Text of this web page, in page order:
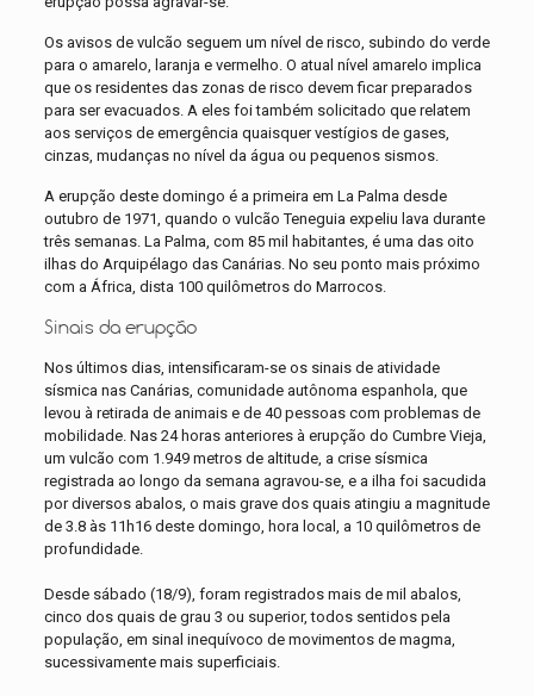
Os avisos de vulcão seguem um nível de risco, subindo do verde
para o amarelo, laranja e vermelho. O atual nível amarelo implica
que os residentes das zonas de risco devem ficar preparados
para ser evacuados. A eles foi também solicitado que relatem
aos serviços de emergência quaisquer vestígios de gases,
cinzas, mudanças no nível da água ou pequenos sismos.
A erupção deste domingo é a primeira em La Palma desde
outubro de 1971, quando o vulcão Teneguia expeliu lava durante
três semanas. La Palma, com 85 mil habitantes, é uma das oito
ilhas do Arquipélago das Canárias. No seu ponto mais próximo
com a África, dista 100 quilômetros do Marrocos.
Sinais da erupção
Nos últimos dias, intensificaram-se os sinais de atividade
sísmica nas Canárias, comunidade autônoma espanhola, que
levou à retirada de animais e de 40 pessoas com problemas de
mobilidade. Nas 24 horas anteriores à erupção do Cumbre Vieja,
um vulcão com 1.949 metros de altitude, a crise sísmica
registrada ao longo da semana agravou-se, e a ilha foi sacudida
por diversos abalos, o mais grave dos quais atingiu a magnitude
de 3.8 às 11h16 deste domingo, hora local, a 10 quilômetros de
profundidade.
Desde sábado (18/9), foram registrados mais de mil abalos,
cinco dos quais de grau 3 ou superior, todos sentidos pela
população, em sinal inequívoco de movimentos de magma,
sucessivamente mais superficiais.